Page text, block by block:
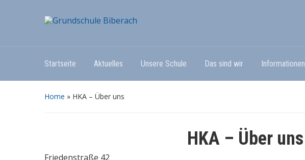
Startseite Aktuelles Unsere Schule Das sind wir Informationen
Home » HKA – Über uns
Friedenstraße 42
HKA – Über uns